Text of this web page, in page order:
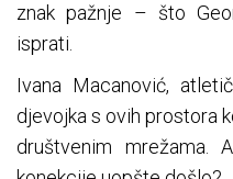
znak pažnje – što
isprati.
Ivana Macanović,
djevojka s ovih prostora
društvenim mrežama.